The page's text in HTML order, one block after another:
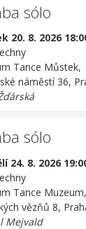
sólo
20. 8. 2026
Tance Můstek,
náměstí 36,
sólo
24. 8. 2026
Tance Muzeum,
vězňů 8,
Mejvald